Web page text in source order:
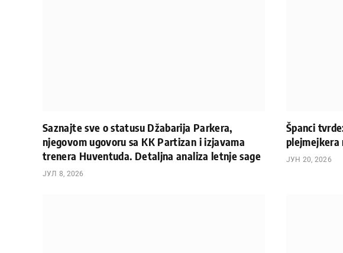
Saznajte sve o statusu Džabarija Parkera,
njegovom ugovoru sa KK Partizan i izjavama
trenera Huventuda. Detaljna analiza letnje sage
ЈУЛ 8, 2026
Španci
plejmejkera
ЈУН 20, 2026